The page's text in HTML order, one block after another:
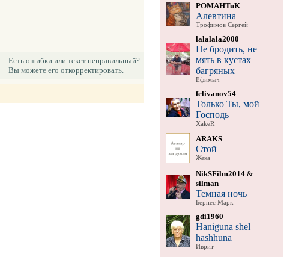
Есть ошибки или текст неправильный?
Вы можете его откорректировать.
POMAHTuK
Алевтина
Трофимов Сергей
lalalala2000
Не бродить, не
мять в кустах
багряных
Ефимыч
felivanov54
Только Ты, мой
Господь
XakeR
ARAKS
Стой
Жека
NikSFilm2014&
silman
Темная ночь
Бернес Марк
gdi1960
Haniguna shel
hashhuna
Иврит